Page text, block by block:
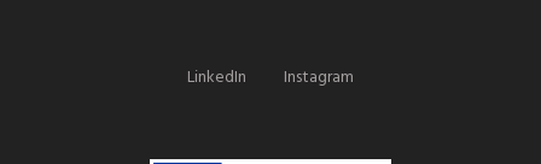
LinkedIn Instagram